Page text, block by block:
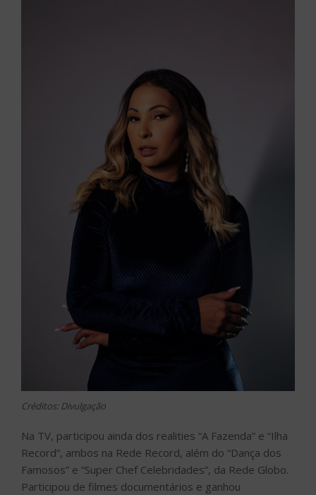
Créditos: Divulgação
Na TV, participou ainda dos realities “A Fazenda” e “Ilha
Record”, ambos na Rede Record, além do “Dança dos
Famosos” e “Super Chef Celebridades”, da Rede Globo.
Participou de filmes documentários e ganhou